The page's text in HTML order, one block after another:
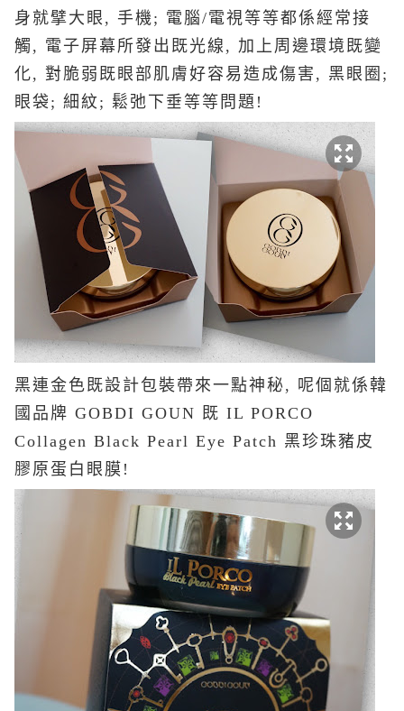
身就擘大眼, 手機; 電腦/電視等等都係經常接
觸, 電子屏幕所發出既光線, 加上周邊環境既變
化, 對脆弱既眼部肌膚好容易造成傷害, 黑眼圈;
眼袋; 細紋; 鬆弛下垂等等問題!
黑連金色既設計包裝帶來一點神秘, 呢個就係韓
國品牌 GOBDI GOUN 既 IL PORCO
Collagen Black Pearl Eye Patch 黑珍珠豬皮
膠原蛋白眼膜!